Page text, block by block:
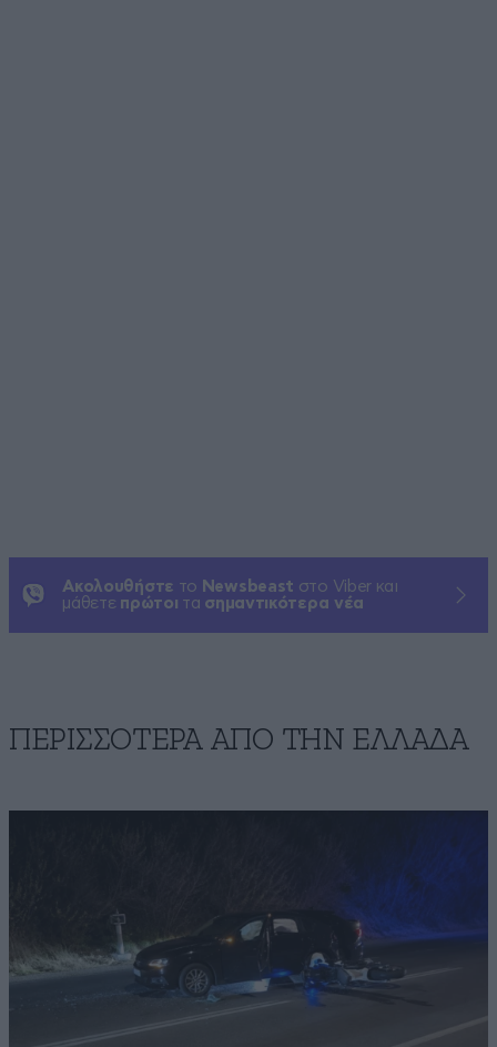
Ακολουθήστε το Newsbeast στο Viber και
μάθετε πρώτοι τα σημαντικότερα νέα
ΠΕΡΙΣΣΟΤΕΡΑ ΑΠΟ ΤΗΝ ΕΛΛΑΔΑ